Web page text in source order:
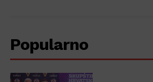
Popularno